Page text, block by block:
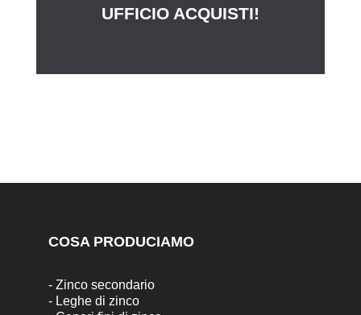
UFFICIO ACQUISTI!
COSA PRODUCIAMO
- Zinco secondario
- Leghe di zinco